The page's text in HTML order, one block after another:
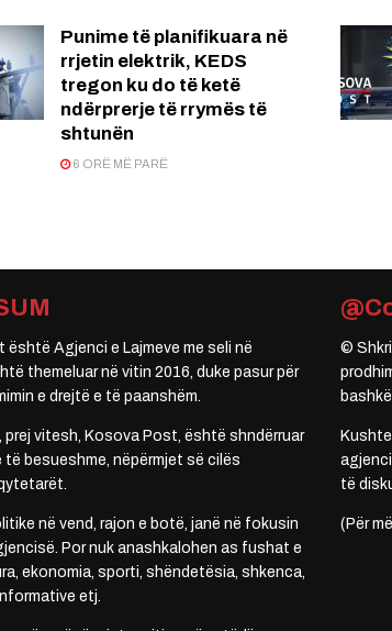
Punime të planifikuara në
rrjetin elektrik, KEDS
tregon ku do të ketë
ndërprerje të rrymës të
shtunën
6 ORË MË PARË
është Agjenci e Lajmeve me seli në
themeluar në vitin 2016, duke pasur për
e drejtë e të paanshëm.
prej vitesh, Kosova Post, është shndërruar
të besueshme, nëpërmjet së cilës
në vend, rajon e botë, janë në fokusin
Por nuk anashkalohen as fushat e
ekonomia, sporti, shëndetësia, shkenca,
etj.
©
të
(Për